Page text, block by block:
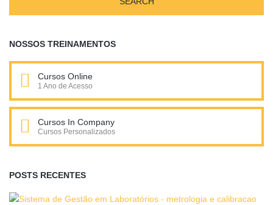
NOSSOS TREINAMENTOS
Cursos Online
1 Ano de Acesso
Cursos In Company
Cursos Personalizados
POSTS RECENTES